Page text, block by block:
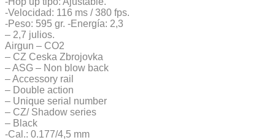
-Velocidad: 116 ms / 380 fps.
-Peso: 595 gr. -Energía: 2,3
– 2,7 julios.
Airgun – CO2
– CZ Ceska Zbrojovka
– ASG – Non blow back
– Accessory rail
– Double action
– Unique serial number
– CZ/ Shadow series
– Black
-Cal.: 0.177/4,5 mm